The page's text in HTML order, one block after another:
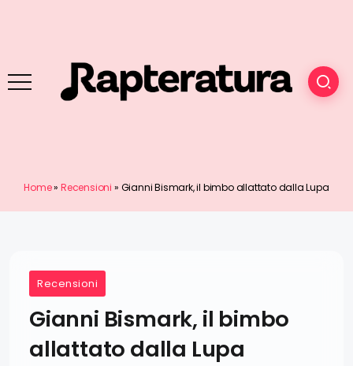
Home»Recensioni » Gianni Bismark, il bimbo allattato dalla Lupa
Recensioni
Gianni Bismark, il bimbo
allattato dalla Lupa